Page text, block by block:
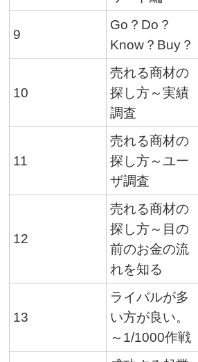
9
Go？Do？
Know？Buy？
10
売れる商材の
探し方～実績
調査
11
売れる商材の
探し方～ユー
ザ調査
12
売れる商材の
探し方～目の
前のお金の流
れを知る
13
ライバルが多
い方が良い。
～1/1000作戦